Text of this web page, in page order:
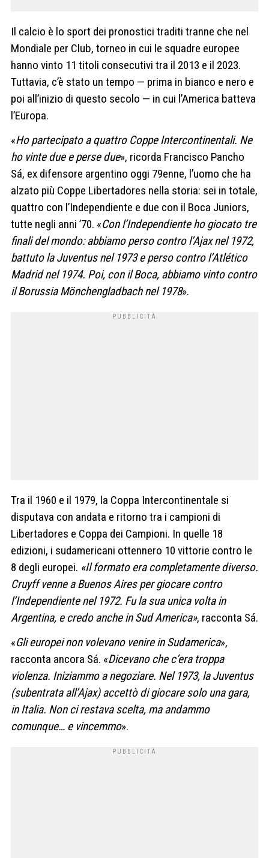
Il calcio è lo sport dei pronostici traditi tranne che nel
Mondiale per Club, torneo in cui le squadre europee
hanno vinto 11 titoli consecutivi tra il 2013 e il 2023.
Tuttavia, c’è stato un tempo — prima in bianco e nero e
poi all’inizio di questo secolo — in cui l’America batteva
l’Europa.
«Ho partecipato a quattro Coppe Intercontinentali. Ne
ho vinte due e perse due», ricorda Francisco Pancho
Sá, ex difensore argentino oggi 79enne, l’uomo che ha
alzato più Coppe Libertadores nella storia: sei in totale,
quattro con l’Independiente e due con il Boca Juniors,
tutte negli anni ’70. «Con l’Independiente ho giocato tre
finali del mondo: abbiamo perso contro l’Ajax nel 1972,
battuto la Juventus nel 1973 e perso contro l’Atlético
Madrid nel 1974. Poi, con il Boca, abbiamo vinto contro
il Borussia Mönchengladbach nel 1978».
Tra il 1960 e il 1979, la Coppa Intercontinentale si
disputava con andata e ritorno tra i campioni di
Libertadores e Coppa dei Campioni. In quelle 18
edizioni, i sudamericani ottennero 10 vittorie contro le
8 degli europei. «Il formato era completamente diverso.
Cruyff venne a Buenos Aires per giocare contro
l’Independiente nel 1972. Fu la sua unica volta in
Argentina, e credo anche in Sud America», racconta Sá.
«Gli europei non volevano venire in Sudamerica»,
racconta ancora Sá. «Dicevano che c’era troppa
violenza. Iniziammo a negoziare. Nel 1973, la Juventus
(subentrata all’Ajax) accettò di giocare solo una gara,
in Italia. Non ci restava scelta, ma andammo
comunque… e vincemmo».